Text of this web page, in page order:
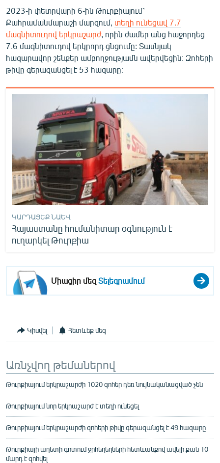
2023-ի փետրվարի 6-ին Թուրքիայում՝
Քահրամանմարաշի մարզում, տեղի ունեցավ 7.7
մագնիտուդով երկրաշարժ, որին ժամեր անց հաջորդեց
7.6 մագնիտուդով երկրորդ ցնցումը: Տասնյակ
հազարավոր շենքեր ամբողջությամն ավերվեցին։ Զոհերի
թիվը գերազանցել է 53 հազարը։
ԿԱՐԴԱՑԵՔ ՆԱԵՎ
Հայաստանը հումանիտար օգնություն է
ուղարկել Թուրքիա
Միացիր մեզՏելեգրամում
Կիսվել Հետևեք մեզ
Առնչվող թեմաներով
Թուրքիայում երկրաշարժի 1020 զոհեր դեռ նույնականացված չեն
Թուրքիայում նոր երկրաշարժ է տեղի ունեցել
Թուրքիայում երկրաշարժի զոհերի թիվը գերազանցել է 49 հազարը
Թուրքիայի աղետի գոտում ջրհեղեղների հետևանքով ավելի քան 10
մարդ է զոհվել